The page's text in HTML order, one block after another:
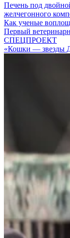
Печень под
желчегонного
Как ученые
Первый
СПЕЦПРОЕКТ
«Кошки — звезды